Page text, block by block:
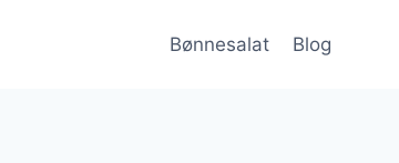
Bønnesalat Blog